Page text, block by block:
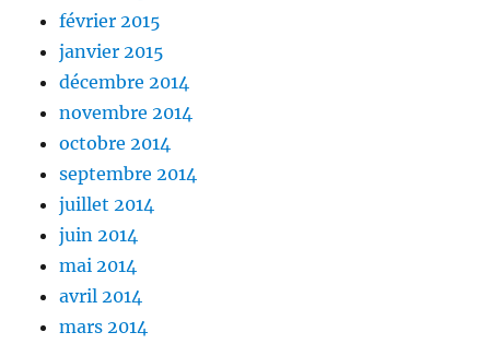
février 2015
janvier 2015
décembre 2014
novembre 2014
octobre 2014
septembre 2014
juillet 2014
juin 2014
mai 2014
avril 2014
mars 2014